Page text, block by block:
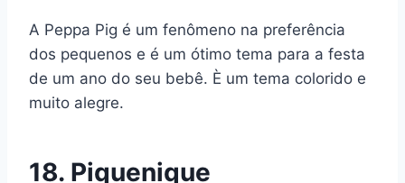
A Peppa Pig é um fenômeno na preferência
dos pequenos e é um ótimo tema para a festa
de um ano do seu bebê. È um tema colorido e
muito alegre.
18. Piquenique